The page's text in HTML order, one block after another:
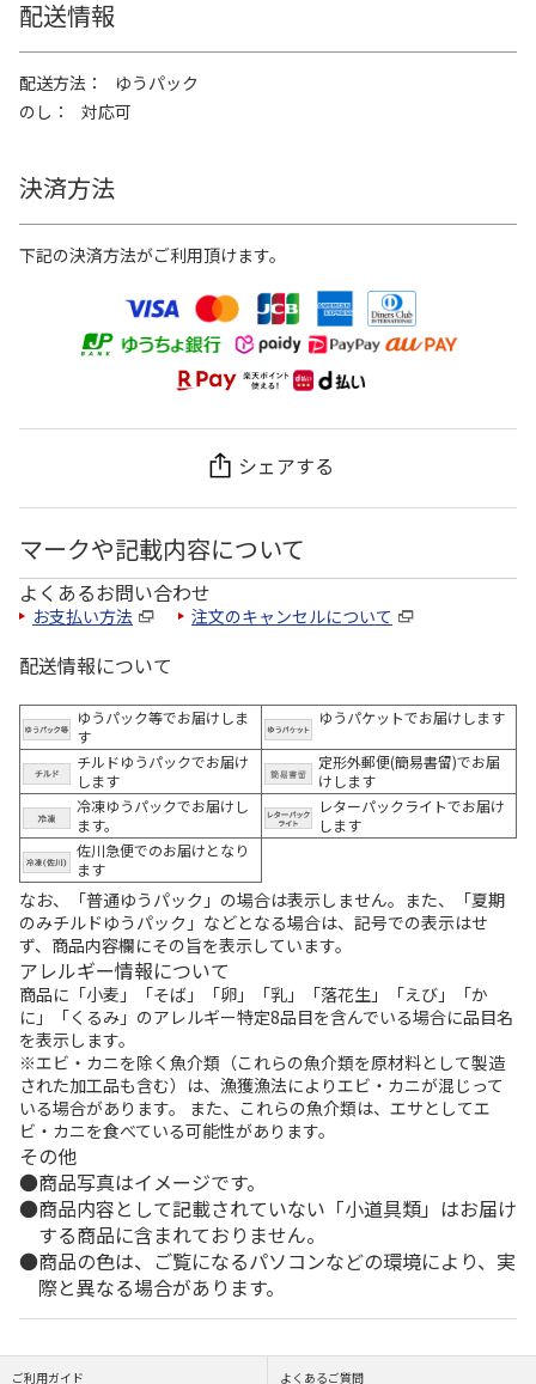
配送情報
配送方法
ゆうパック
のし
対応可
決済方法
下記の決済方法がご利用頂けます。
シェアする
マークや記載内容について
よくあるお問い合わせ
お支払い方法 注文のキャンセルについて
配送情報について
ゆうパック等でお届けしま
す
ゆうパケットでお届けします
チルドゆうパックでお届け
します
定形外郵便(簡易書留)でお届
けします
冷凍ゆうパックでお届けし
ます。
レターパックライトでお届け
します
佐川急便でのお届けとなり
ます
なお、「普通ゆうパック」の場合は表示しません。また、「夏期
のみチルドゆうパック」などとなる場合は、記号での表示はせ
ず、商品内容欄にその旨を表示しています。
アレルギー情報について
商品に「小麦」「そば」「卵」「乳」「落花生」「えび」「か
に」「くるみ」のアレルギー特定8品目を含んでいる場合に品目名
を表示します。
※エビ・カニを除く魚介類（これらの魚介類を原材料として製造
された加工品も含む）は、漁獲漁法によりエビ・カニが混じって
いる場合があります。 また、これらの魚介類は、エサとしてエ
ビ・カニを食べている可能性があります。
その他
商品写真はイメージです。
商品内容として記載されていない「小道具類」はお届け
する商品に含まれておりません。
商品の色は、ご覧になるパソコンなどの環境により、実
際と異なる場合があります。
ご利用ガイド よくあるご質問